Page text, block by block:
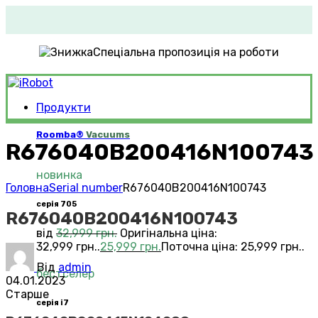
Спеціальна пропозиція на роботи
Продукти
Roomba® Vacuums
новинка
серія 705
від 32,999грн. Оригінальна ціна:
32,999 грн..25,999 грн.Поточна ціна: 25,999 грн..
бестселер
серія i7
R676040B200416N100743
ГоловнаSerial numberR676040B200416N100743
R676040B200416N100743
Від admin
04.01.2023
Старше